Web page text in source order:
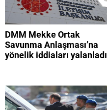
DMM Mekke Ortak
Savunma Anlaşması’na
yönelik iddiaları yalanladı